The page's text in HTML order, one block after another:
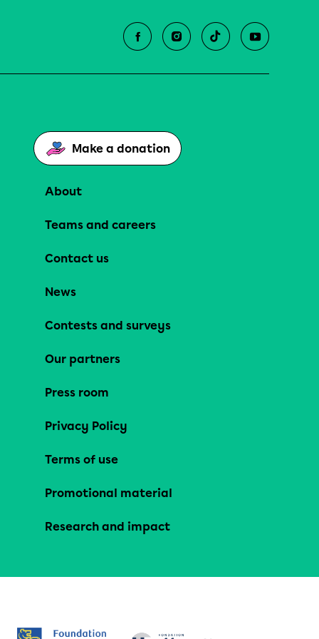
Make a donation
About
Teams and careers
Contact us
News
Contests and surveys
Our partners
Press room
Privacy Policy
Terms of use
Promotional material
Research and impact